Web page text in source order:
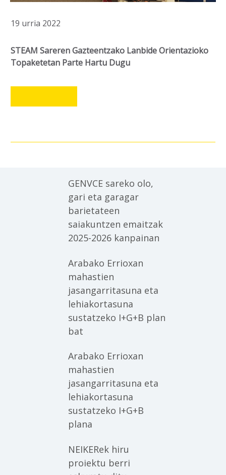
19 urria 2022
STEAM Sareren Gazteentzako Lanbide Orientazioko
Topaketetan Parte Hartu Dugu
GENVCE sareko olo,
gari eta garagar
barietateen
saiakuntzen emaitzak
2025-2026 kanpainan
Arabako Errioxan
mahastien
jasangarritasuna eta
lehiakortasuna
sustatzeko I+G+B plan
bat
Arabako Errioxan
mahastien
jasangarritasuna eta
lehiakortasuna
sustatzeko I+G+B
plana
NEIKERek hiru
proiektu berri